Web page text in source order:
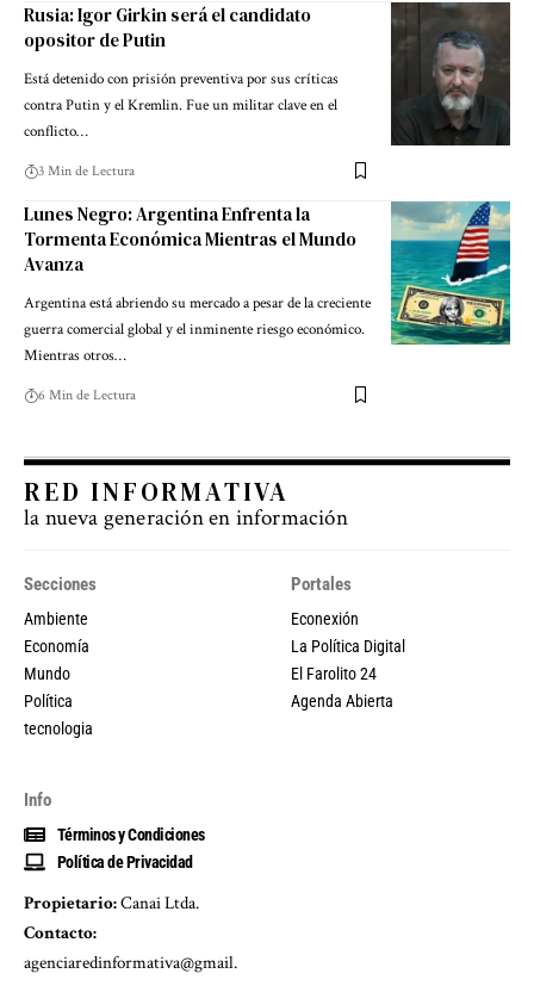
Rusia: Igor Girkin será el candidato
opositor de Putin
Está detenido con prisión preventiva por sus críticas
contra Putin y el Kremlin. Fue un militar clave en el
conflicto…
3 Min de Lectura
Lunes Negro: Argentina Enfrenta la
Tormenta Económica Mientras el Mundo
Avanza
Argentina está abriendo su mercado a pesar de la creciente
guerra comercial global y el inminente riesgo económico.
Mientras otros…
6 Min de Lectura
RED INFORMATIVA
la nueva generación en información
Secciones
Ambiente
Economía
Mundo
Política
tecnologia
Portales
Econexión
La Política Digital
El Farolito 24
Agenda Abierta
Info
Términos y Condiciones
Política de Privacidad
Propietario:Canai Ltda.
Contacto:
agenciaredinformativa@gmail.